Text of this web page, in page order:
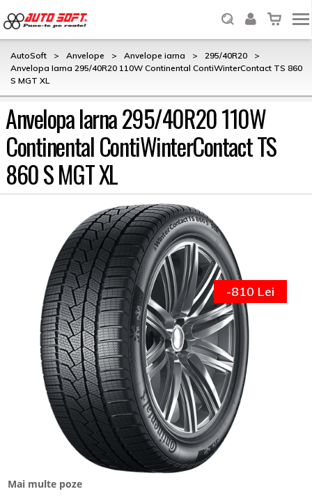
AutoSoft > Anvelope > Anvelope iarna > 295/40R20
>
Anvelopa Iarna 295/40R20 110W Continental ContiWinterContact TS 860
S MGT XL
Anvelopa Iarna 295/40R20 110W
Continental ContiWinterContact TS
860 S MGT XL
Mai multe poze
-810 Lei